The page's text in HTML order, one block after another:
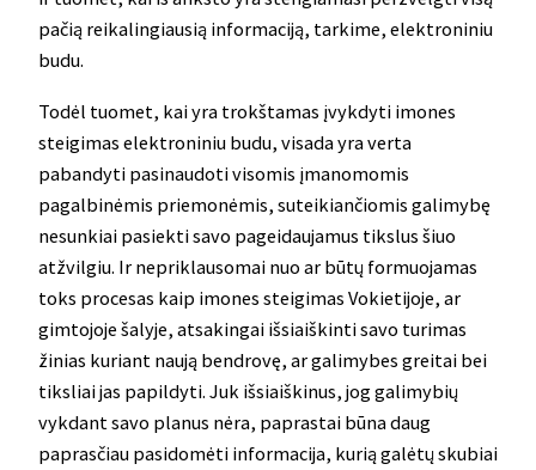
pačią reikalingiausią informaciją, tarkime, elektroniniu
budu.
Todėl tuomet, kai yra trokštamas įvykdyti imones
steigimas elektroniniu budu, visada yra verta
pabandyti pasinaudoti visomis įmanomomis
pagalbinėmis priemonėmis, suteikiančiomis galimybę
nesunkiai pasiekti savo pageidaujamus tikslus šiuo
atžvilgiu. Ir nepriklausomai nuo ar būtų formuojamas
toks procesas kaip imones steigimas Vokietijoje, ar
gimtojoje šalyje, atsakingai išsiaiškinti savo turimas
žinias kuriant naują bendrovę, ar galimybes greitai bei
tiksliai jas papildyti. Juk išsiaiškinus, jog galimybių
vykdant savo planus nėra, paprastai būna daug
paprasčiau pasidomėti informacija, kurią galėtų skubiai